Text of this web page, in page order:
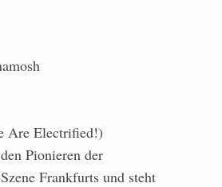
Are Electrified!)
Pionieren der
Frankfurts und steht